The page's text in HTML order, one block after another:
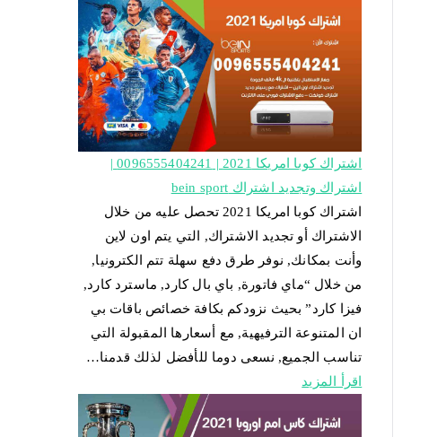
اشتراك كوبا امريكا 2021 | 0096555404241 |
اشتراك وتجديد اشتراك bein sport
اشتراك كوبا امريكا 2021 تحصل عليه من خلال
الاشتراك أو تجديد الاشتراك, التي يتم اون لاين
وأنت بمكانك, نوفر طرق دفع سهلة تتم الكترونيا,
من خلال “ماي فاتورة, باي بال كارد, ماسترد كارد,
فيزا كارد” بحيث نزودكم بكافة خصائص باقات بي
ان المتنوعة الترفيهية, مع أسعارها المقبولة التي
تناسب الجميع, نسعى دوما للأفضل لذلك قدمنا…
اقرأ المزيد